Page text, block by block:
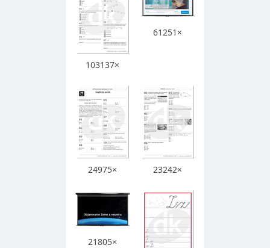
103137×
61251×
24975× 23242×
21805×